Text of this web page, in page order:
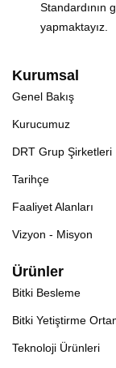
Standardının
yapmaktayız.
Kurumsal
Genel Bakış
Kurucumuz
DRT Grup Şirketleri
Tarihçe
Faaliyet Alanları
Vizyon - Misyon
Ürünler
Bitki Besleme
Bitki Yetiştirme
Teknoloji Ürünleri